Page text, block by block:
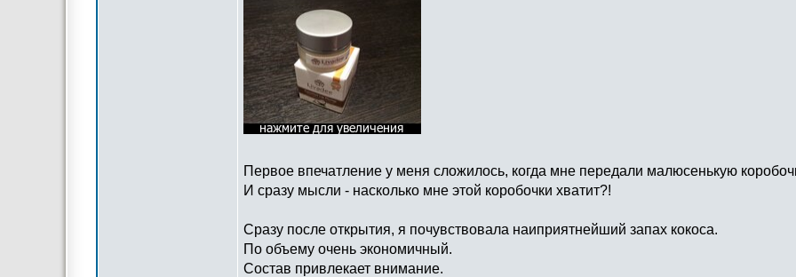
Первое впечатление у меня сложилось, когда мне передали малюсенькую
И сразу мысли - насколько мне этой коробочки хватит?!
Сразу после открытия, я почувствовала наиприятнейший запах кокоса.
По объему очень экономичный.
Состав привлекает внимание.